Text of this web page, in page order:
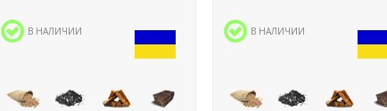
В НАЛИЧИИ В НАЛИЧИИ